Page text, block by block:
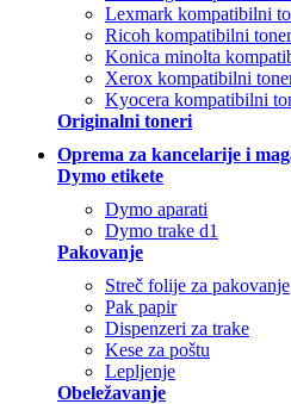
Lexmark kompatibilni
Ricoh kompatibilni
Konica minolta
Xerox kompatibilni
Kyocera kompatibilni
Originalni toneri
Oprema za kancelarije i
Dymo etikete
Dymo aparati
Dymo trake d1
Pakovanje
Streč folije za pakovanje
Pak papir
Dispenzeri za trake
Kese za poštu
Lepljenje
Obeležavanje